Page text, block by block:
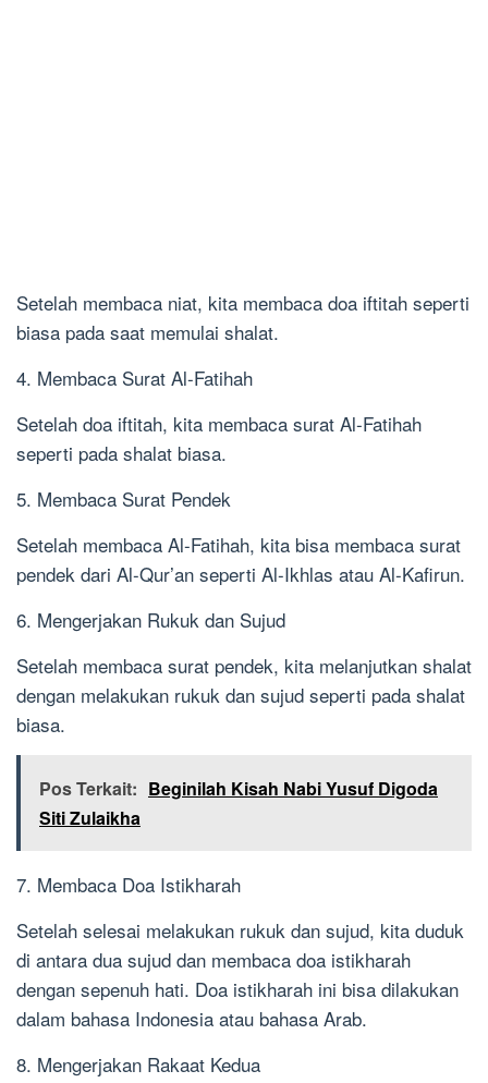
Setelah membaca niat, kita membaca doa iftitah seperti
biasa pada saat memulai shalat.
4. Membaca Surat Al-Fatihah
Setelah doa iftitah, kita membaca surat Al-Fatihah
seperti pada shalat biasa.
5. Membaca Surat Pendek
Setelah membaca Al-Fatihah, kita bisa membaca surat
pendek dari Al-Qur’an seperti Al-Ikhlas atau Al-Kafirun.
6. Mengerjakan Rukuk dan Sujud
Setelah membaca surat pendek, kita melanjutkan shalat
dengan melakukan rukuk dan sujud seperti pada shalat
biasa.
Pos Terkait: Beginilah Kisah Nabi Yusuf Digoda
Siti Zulaikha
7. Membaca Doa Istikharah
Setelah selesai melakukan rukuk dan sujud, kita duduk
di antara dua sujud dan membaca doa istikharah
dengan sepenuh hati. Doa istikharah ini bisa dilakukan
dalam bahasa Indonesia atau bahasa Arab.
8. Mengerjakan Rakaat Kedua